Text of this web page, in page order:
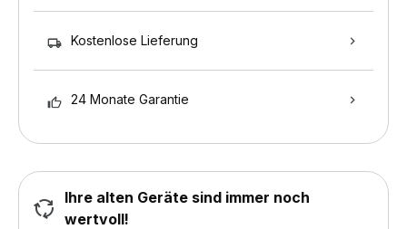
Kostenlose Lieferung
24 Monate Garantie
Ihre alten Geräte sind immer noch
wertvoll!